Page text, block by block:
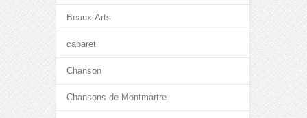
Beaux-Arts
cabaret
Chanson
Chansons de Montmartre